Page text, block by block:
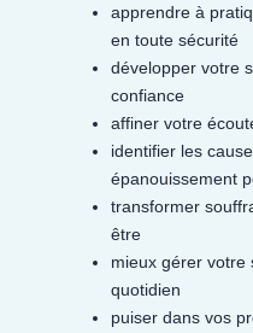
apprendre à
en toute sécurité
développer votre
confiance
affiner votre
identifier les
épanouissement
transformer
être
mieux gérer votre
quotidien
puiser dans vos